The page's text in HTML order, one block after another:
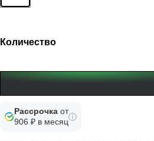
Количество
Рассрочка от
906 ₽ в месяц